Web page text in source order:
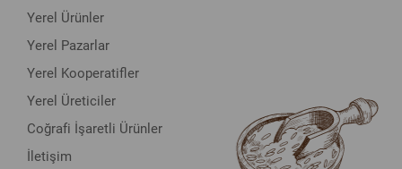
Yerel Ürünler
Yerel Pazarlar
Yerel Kooperatifler
Yerel Üreticiler
Coğrafi İşaretli Ürünler
İletişim